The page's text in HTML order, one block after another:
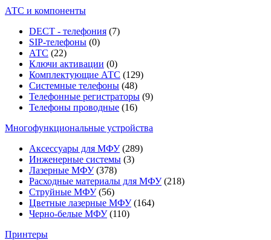
АТС и компоненты
DECT - телефония (7)
SIP-телефоны (0)
АТС (22)
Ключи активации (0)
Комплектующие АТС (129)
Системные телефоны (48)
Телефонные регистраторы (9)
Телефоны проводные (16)
Многофункциональные устройства
Аксессуары для МФУ(289)
Инженерные системы (3)
Лазерные МФУ(378)
Расходные материалы для МФУ(218)
Струйные МФУ(56)
Цветные лазерные МФУ(164)
Черно-белые МФУ(110)
Принтеры